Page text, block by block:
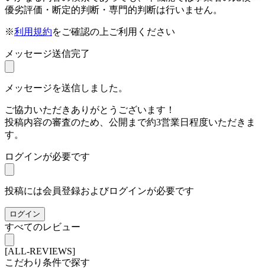
優劣評価・断定的判断・専門的判断は行いません。
※利用規約をご確認の上ご利用ください
メッセージ送信完了
メッセージを送信しました。
ご協力いただきありがとうございます！
投稿内容の審査のため、公開まで約3営業日程度いただきま
す。
ログインが必要です
投稿には会員登録およびログインが必要です
ログイン
すべてのレビュー
[ALL-REVIEWS]
こだわり条件で探す